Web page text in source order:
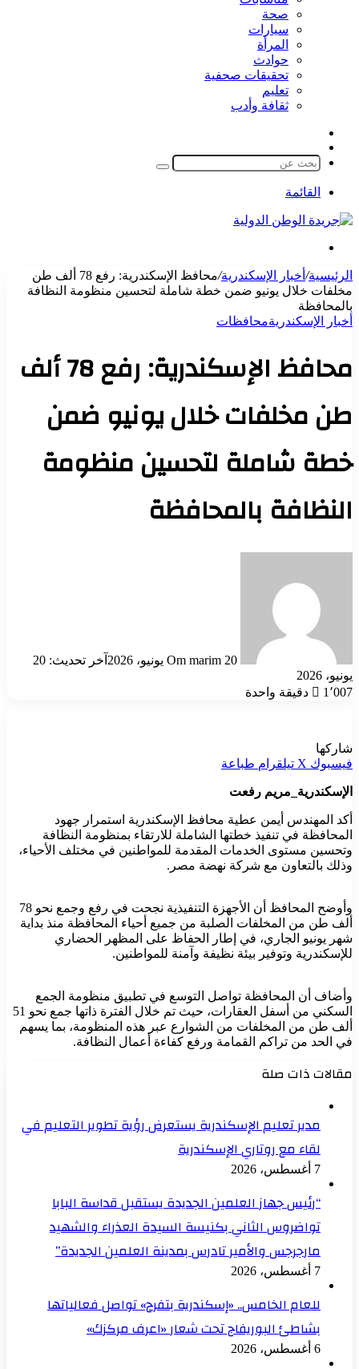
صحة
سيارات
المرأة
حوادث
تحقيقات صحفية
تعليم
ثقافة وأدب
المظلم
بحث
القائمة
الرئيسية/ أخبار الإسكندرية/
محافظ الإسكندرية: رفع 78 ألف طن
مخلفات خلال يونيو ضمن خطة شاملة لتحسين منظومة النظافة
بالمحافظة
أخبار الإسكندريةمحافظات
محافظ الإسكندرية: رفع 78 ألف
طن مخلفات خلال يونيو ضمن
خطة شاملة لتحسين منظومة
النظافة بالمحافظة
Om marim 20 يونيو، 2026
آخر تحديث: 20
يونيو، 2026
1٬007
دقيقة واحدة
شاركها
فيسبوك ‫X تيلقرام طباعة
الإسكندرية_مريم رفعت
أكد المهندس أيمن عطية محافظ الإسكندرية استمرار جهود
المحافظة في تنفيذ خطتها الشاملة للارتقاء بمنظومة النظافة
وتحسين مستوى الخدمات المقدمة للمواطنين في مختلف الأحياء،
وذلك بالتعاون مع شركة نهضة مصر.
وأوضح المحافظ أن الأجهزة التنفيذية نجحت في رفع وجمع نحو 78
ألف طن من المخلفات الصلبة من جميع أحياء المحافظة منذ بداية
شهر يونيو الجاري، في إطار الحفاظ على المظهر الحضاري
للإسكندرية وتوفير بيئة نظيفة وآمنة للمواطنين.
وأضاف أن المحافظة تواصل التوسع في تطبيق منظومة الجمع
السكني من أسفل العقارات، حيث تم خلال الفترة ذاتها جمع نحو 51
ألف طن من المخلفات من الشوارع عبر هذه المنظومة، بما يسهم
في الحد من تراكم القمامة ورفع كفاءة أعمال النظافة.
مقالات ذات صلة
مدير تعليم الإسكندرية يستعرض رؤية تطوير التعليم في
لقاء مع روتاري الإسكندرية
7 أغسطس، 2026
“رئيس جهاز العلمين الجديدة يستقبل قداسة البابا
تواضروس الثاني بكنيسة السيدة العذراء والشهيد
مارجرجس والأمير تادرس بمدينة العلمين الجديدة”
7 أغسطس، 2026
للعام الخامس.. «إسكندرية بتفرح» تواصل فعالياتها
بشاطئ البوريفاج تحت شعار «اعرف مركزك»
6 أغسطس، 2026